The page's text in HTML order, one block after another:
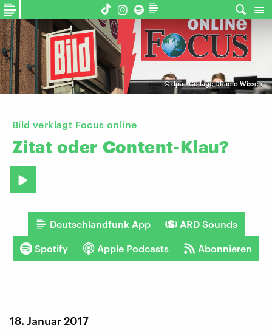
©dpa | Collage DRadio Wissen
Bild verklagt Focus online
Zitat oder Content-Klau?
Deutschlandfunk App ARD Sounds
Spotify Apple Podcasts Abonnieren
18. Januar 2017